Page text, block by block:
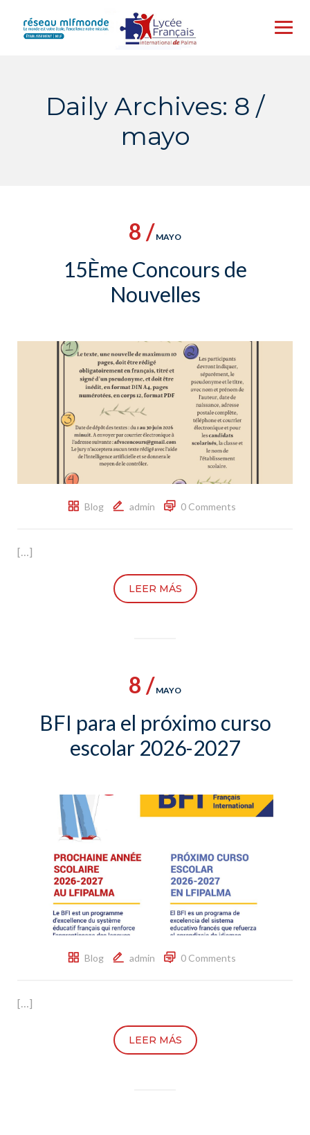
content
Daily Archives: 8 /
mayo
8 / MAYO
15Ème Concours de
Nouvelles
Blog admin 0 Comments
[…]
LEER MÁS
8 / MAYO
BFI para el próximo curso
escolar 2026-2027
Blog admin 0 Comments
[…]
LEER MÁS